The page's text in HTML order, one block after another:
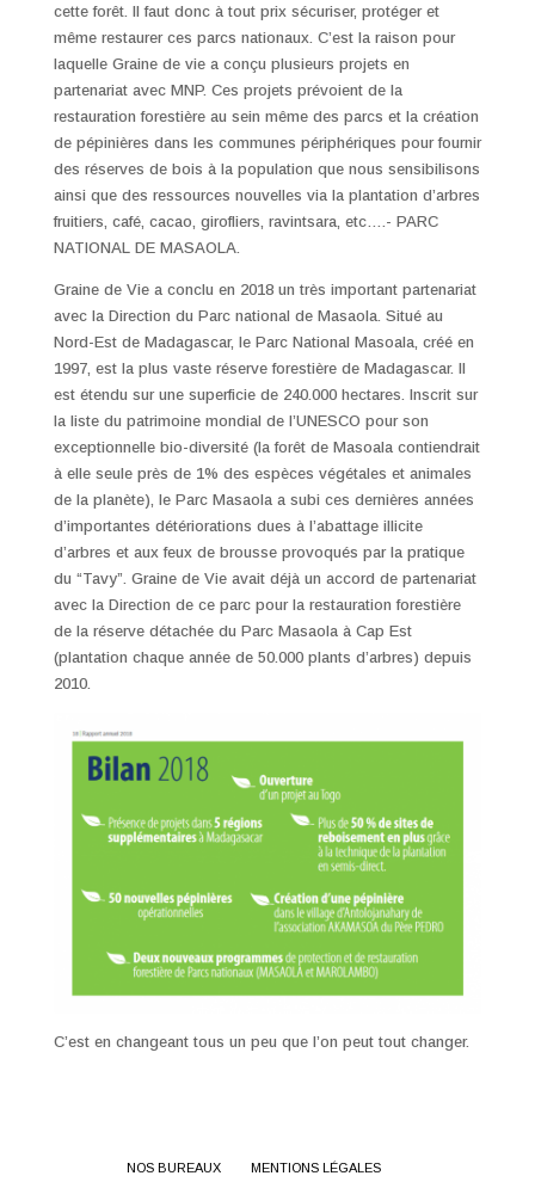
cette forêt. Il faut donc à tout prix sécuriser, protéger et
même restaurer ces parcs nationaux. C’est la raison pour
laquelle Graine de vie a conçu plusieurs projets en
partenariat avec MNP. Ces projets prévoient de la
restauration forestière au sein même des parcs et la création
de pépinières dans les communes périphériques pour fournir
des réserves de bois à la population que nous sensibilisons
ainsi que des ressources nouvelles via la plantation d’arbres
fruitiers, café, cacao, girofliers, ravintsara, etc….- PARC
NATIONAL DE MASAOLA.
Graine de Vie a conclu en 2018 un très important partenariat
avec la Direction du Parc national de Masaola. Situé au
Nord-Est de Madagascar, le Parc National Masoala, créé en
1997, est la plus vaste réserve forestière de Madagascar. Il
est étendu sur une superficie de 240.000 hectares. Inscrit sur
la liste du patrimoine mondial de l’UNESCO pour son
exceptionnelle bio-diversité (la forêt de Masoala contiendrait
à elle seule près de 1% des espèces végétales et animales
de la planète), le Parc Masaola a subi ces dernières années
d’importantes détériorations dues à l’abattage illicite
d’arbres et aux feux de brousse provoqués par la pratique
du “Tavy”. Graine de Vie avait déjà un accord de partenariat
avec la Direction de ce parc pour la restauration forestière
de la réserve détachée du Parc Masaola à Cap Est
(plantation chaque année de 50.000 plants d’arbres) depuis
2010.
C’est en changeant tous un peu que l’on peut tout changer.
NOS BUREAUX MENTIONS LÉGALES